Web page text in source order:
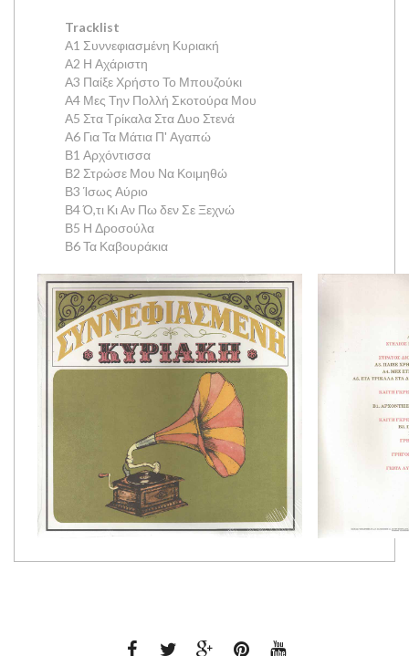
Tracklist
Α1 Συννεφιασμένη Κυριακή
Α2 Η Αχάριστη
Α3 Παίξε Χρήστο Το Μπουζούκι
Α4 Μες Την Πολλή Σκοτούρα Μου
Α5 Στα Τρίκαλα Στα Δυο Στενά
Α6 Για Τα Μάτια Π' Αγαπώ
Β1 Αρχόντισσα
Β2 Στρώσε Μου Να Κοιμηθώ
Β3 Ίσως Αύριο
Β4 Ό,τι Κι Αν Πω δεν Σε Ξεχνώ
Β5 Η Δροσούλα
Β6 Τα Καβουράκια